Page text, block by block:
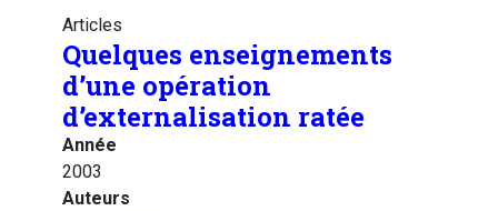
Articles
Quelques enseignements
d’une opération
d’externalisation ratée
Année
2003
Auteurs